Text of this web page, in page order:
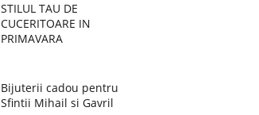
STILUL TAU DE
CUCERITOARE IN
PRIMAVARA
Bijuterii cadou pentru
Sfintii Mihail si Gavril